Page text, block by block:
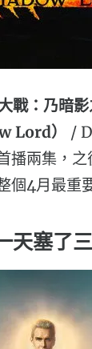
戰：乃暗
Lord）
/
播兩集，
個4月最重
天塞了